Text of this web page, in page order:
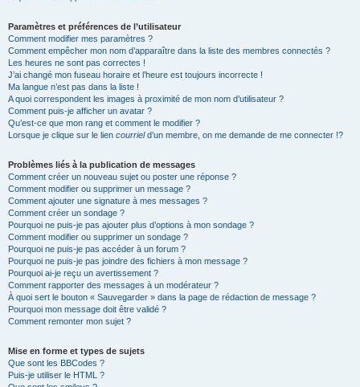
Paramètres et préférences de l’utilisateur
Comment modifier mes paramètres ?
Comment empêcher mon nom d’apparaître dans la liste des membres connectés ?
Les heures ne sont pas correctes !
J’ai changé mon fuseau horaire et l’heure est toujours incorrecte !
Ma langue n’est pas dans la liste !
A quoi correspondent les images à proximité de mon nom d’utilisateur ?
Comment puis-je afficher un avatar ?
Qu’est-ce que mon rang et comment le modifier ?
Lorsque je clique sur le lien courrield’un membre, on me demande de me connecter !?
Problèmes liés à la publication de messages
Comment créer un nouveau sujet ou poster une réponse ?
Comment modifier ou supprimer un message ?
Comment ajouter une signature à mes messages ?
Comment créer un sondage ?
Pourquoi ne puis-je pas ajouter plus d’options à mon sondage ?
Comment modifier ou supprimer un sondage ?
Pourquoi ne puis-je pas accéder à un forum ?
Pourquoi ne puis-je pas joindre des fichiers à mon message ?
Pourquoi ai-je reçu un avertissement ?
Comment rapporter des messages à un modérateur ?
À quoi sert le bouton « Sauvegarder » dans la page de rédaction de message ?
Pourquoi mon message doit être validé ?
Comment remonter mon sujet ?
Mise en forme et types de sujets
Que sont les BBCodes ?
Puis-je utiliser le HTML ?